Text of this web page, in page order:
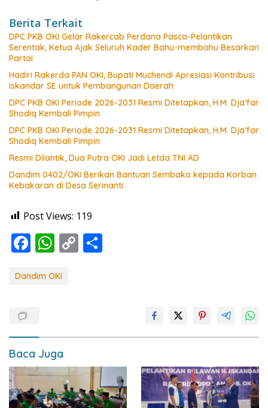
Berita Terkait
DPC PKB OKI Gelar Rakercab Perdana Pasca-Pelantikan
Serentak, Ketua Ajak Seluruh Kader Bahu-membahu Besarkan
Partai
Hadiri Rakerda PAN OKI, Bupati Muchendi Apresiasi Kontribusi
Iskandar SE untuk Pembangunan Daerah
DPC PKB OKI Periode 2026-2031 Resmi Ditetapkan, H.M. Dja’far
Shodiq Kembali Pimpin
DPC PKB OKI Periode 2026-2031 Resmi Ditetapkan, H.M. Dja’far
Shodiq Kembali Pimpin
Resmi Dilantik, Dua Putra OKI Jadi Letda TNI AD
Dandim 0402/OKI Berikan Bantuan Sembako kepada Korban
Kebakaran di Desa Serinanti
Post Views: 119
F
ac
e
o
k
W
h
at
p
p
C
o
n
Dandim OKI
Baca Juga